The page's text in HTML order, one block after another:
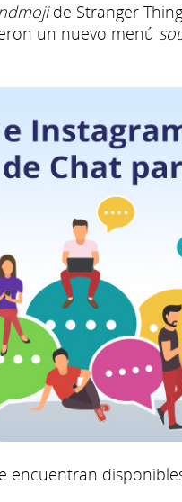
de Stranger
un nuevo menú
encuentran